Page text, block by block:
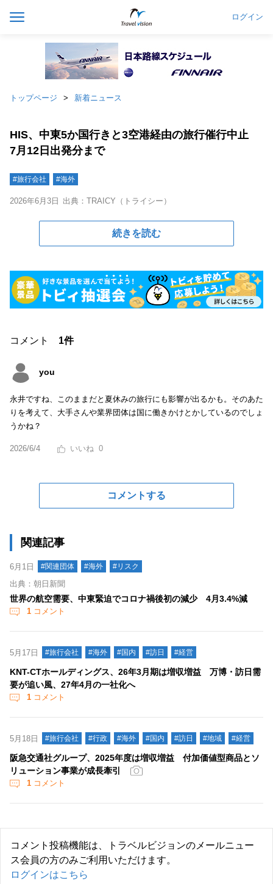
ログイン
トップページ 新着ニュース
HIS、中東5か国行きと3空港経由の旅行催行中止
7月12日出発分まで
#旅行会社 #海外
2026年6月3日 出典：TRAICY（トライシー）
続きを読む
コメント 1件
you
永井ですね、このままだと夏休みの旅行にも影響が出るかも。そのあた
りを考えて、大手さんや業界団体は国に働きかけとかしているのでしょ
うかね？
2026/6/4 0
コメントする
関連記事
6月1日 #関連団体 #海外 #リスク
出典：朝日新聞
世界の航空需要、中東緊迫でコロナ禍後初の減少 4月3.4%減
1 コメント
5月17日 #旅行会社 #海外 #国内 #訪日 #経営
KNT-CTホールディングス、26年3月期は増収増益 万博・訪日需
要が追い風、27年4月の一社化へ
1 コメント
5月18日 #旅行会社 #行政 #海外 #国内 #訪日 #地域 #経営
阪急交通社グループ、2025年度は増収増益 付加価値型商品とソ
リューション事業が成長牽引
1 コメント
コメント投稿機能は、トラベルビジョンのメールニュー
ス会員の方のみご利用いただけます。
ログインはこちら